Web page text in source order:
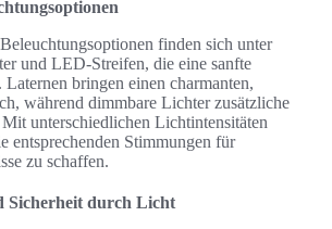
finden sich unter
und LED-Streifen, die eine sanfte
bringen einen charmanten,
während dimmbare Lichter zusätzliche
unterschiedlichen Lichtintensitäten
entsprechenden Stimmungen für
zu schaffen.
Sicherheit durch Licht